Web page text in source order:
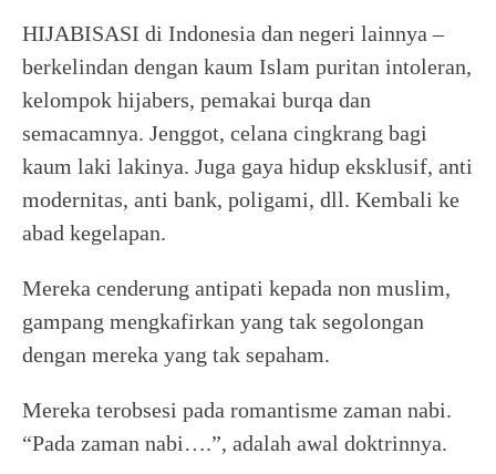
HIJABISASI di Indonesia dan negeri lainnya –
berkelindan dengan kaum Islam puritan intoleran,
kelompok hijabers, pemakai burqa dan
semacamnya. Jenggot, celana cingkrang bagi
kaum laki lakinya. Juga gaya hidup eksklusif, anti
modernitas, anti bank, poligami, dll. Kembali ke
abad kegelapan.
Mereka cenderung antipati kepada non muslim,
gampang mengkafirkan yang tak segolongan
dengan mereka yang tak sepaham.
Mereka terobsesi pada romantisme zaman nabi.
“Pada zaman nabi….”, adalah awal doktrinnya.